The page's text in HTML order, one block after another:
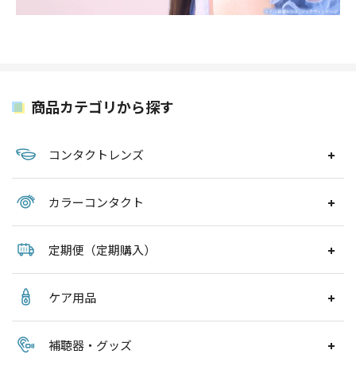
商品カテゴリから探す
コンタクトレンズ
カラーコンタクト
定期便（定期購入）
ケア用品
補聴器・グッズ